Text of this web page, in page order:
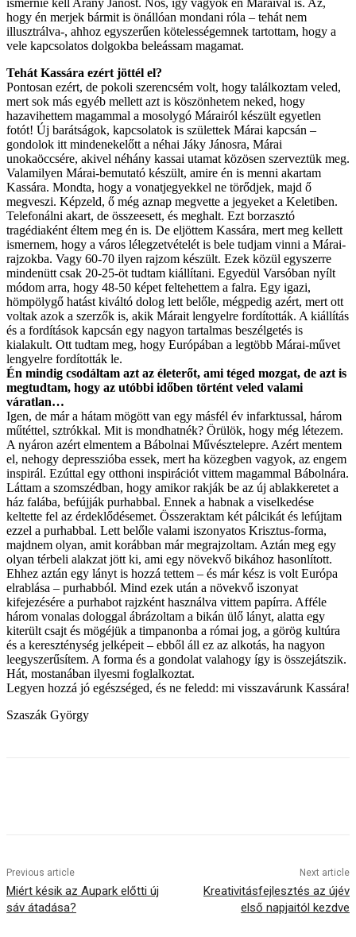
ismernie kell Arany Jánost. Nos, így vagyok én Máraival is. Az,
hogy én merjek bármit is önállóan mondani róla – tehát nem
illusztrálva-, ahhoz egyszerűen kötelességemnek tartottam, hogy a
vele kapcsolatos dolgokba beleássam magamat.
Tehát Kassára ezért jöttél el?
Pontosan ezért, de pokoli szerencsém volt, hogy találkoztam veled,
mert sok más egyéb mellett azt is köszönhetem neked, hogy
hazavihettem magammal a mosolygó Márairól készült egyetlen
fotót! Új barátságok, kapcsolatok is születtek Márai kapcsán –
gondolok itt mindenekelőtt a néhai Jáky Jánosra, Márai
unokaöccsére, akivel néhány kassai utamat közösen szerveztük meg.
Valamilyen Márai-bemutató készült, amire én is menni akartam
Kassára. Mondta, hogy a vonatjegyekkel ne törődjek, majd ő
megveszi. Képzeld, ő még aznap megvette a jegyeket a Keletiben.
Telefonálni akart, de összeesett, és meghalt. Ezt borzasztó
tragédiaként éltem meg én is. De eljöttem Kassára, mert meg kellett
ismernem, hogy a város lélegzetvételét is bele tudjam vinni a Márai-
rajzokba. Vagy 60-70 ilyen rajzom készült. Ezek közül egyszerre
mindenütt csak 20-25-öt tudtam kiállítani. Egyedül Varsóban nyílt
módom arra, hogy 48-50 képet feltehettem a falra. Egy igazi,
hömpölygő hatást kiváltó dolog lett belőle, mégpedig azért, mert ott
voltak azok a szerzők is, akik Márait lengyelre fordították. A kiállítás
és a fordítások kapcsán egy nagyon tartalmas beszélgetés is
kialakult. Ott tudtam meg, hogy Európában a legtöbb Márai-művet
lengyelre fordították le.
Én mindig csodáltam azt az életerőt, ami téged mozgat, de azt is
megtudtam, hogy az utóbbi időben történt veled valami
váratlan…
Igen, de már a hátam mögött van egy másfél év infarktussal, három
műtéttel, sztrókkal. Mit is mondhatnék? Örülök, hogy még létezem.
A nyáron azért elmentem a Bábolnai Művésztelepre. Azért mentem
el, nehogy depresszióba essek, mert ha közegben vagyok, az engem
inspirál. Ezúttal egy otthoni inspirációt vittem magammal Bábolnára.
Láttam a szomszédban, hogy amikor rakják be az új ablakkeretet a
ház falába, befújják purhabbal. Ennek a habnak a viselkedése
keltette fel az érdeklődésemet. Összeraktam két pálcikát és lefújtam
ezzel a purhabbal. Lett belőle valami iszonyatos Krisztus-forma,
majdnem olyan, amit korábban már megrajzoltam. Aztán meg egy
olyan térbeli alakzat jött ki, ami egy növekvő bikához hasonlított.
Ehhez aztán egy lányt is hozzá tettem – és már kész is volt Európa
elrablása – purhabból. Mind ezek után a növekvő iszonyat
kifejezésére a purhabot rajzként használva vittem papírra. Afféle
három vonalas dologgal ábrázoltam a bikán ülő lányt, alatta egy
kiterült csajt és mögéjük a timpanonba a római jog, a görög kultúra
és a kereszténység jelképeit – ebből áll ez az alkotás, ha nagyon
leegyszerűsítem. A forma és a gondolat valahogy így is összejátszik.
Hát, mostanában ilyesmi foglalkoztat.
Legyen hozzá jó egészséged, és ne feledd: mi visszavárunk Kassára!
Szaszák György
Previous article
Miért késik az Aupark előtti új
sáv átadása?
Next article
Kreativitásfejlesztés az újév
első napjaitól kezdve